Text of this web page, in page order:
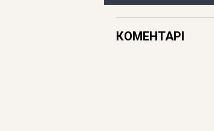
КОМЕНТАРІ